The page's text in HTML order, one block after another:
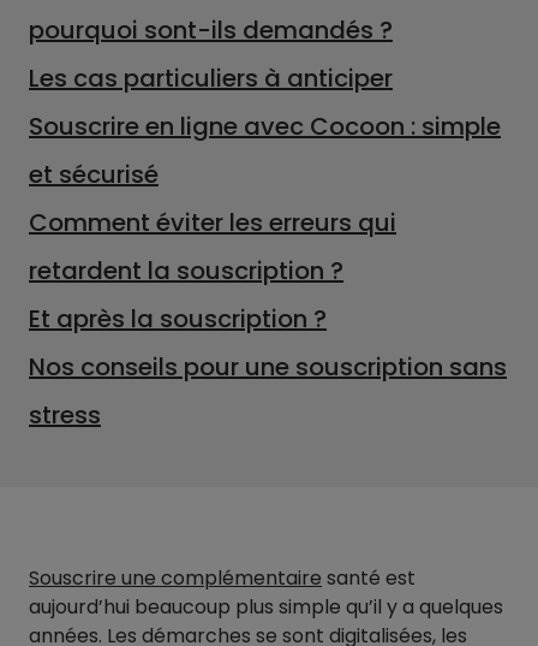
pourquoi sont-ils demandés ?
Les cas particuliers à anticiper
Souscrire en ligne avec Cocoon : simple
et sécurisé
Comment éviter les erreurs qui
retardent la souscription ?
Et après la souscription ?
Nos conseils pour une souscription sans
stress
Souscrire une complémentaire santé est
aujourd’hui beaucoup plus simple qu’il y a quelques
années. Les démarches se sont digitalisées, les